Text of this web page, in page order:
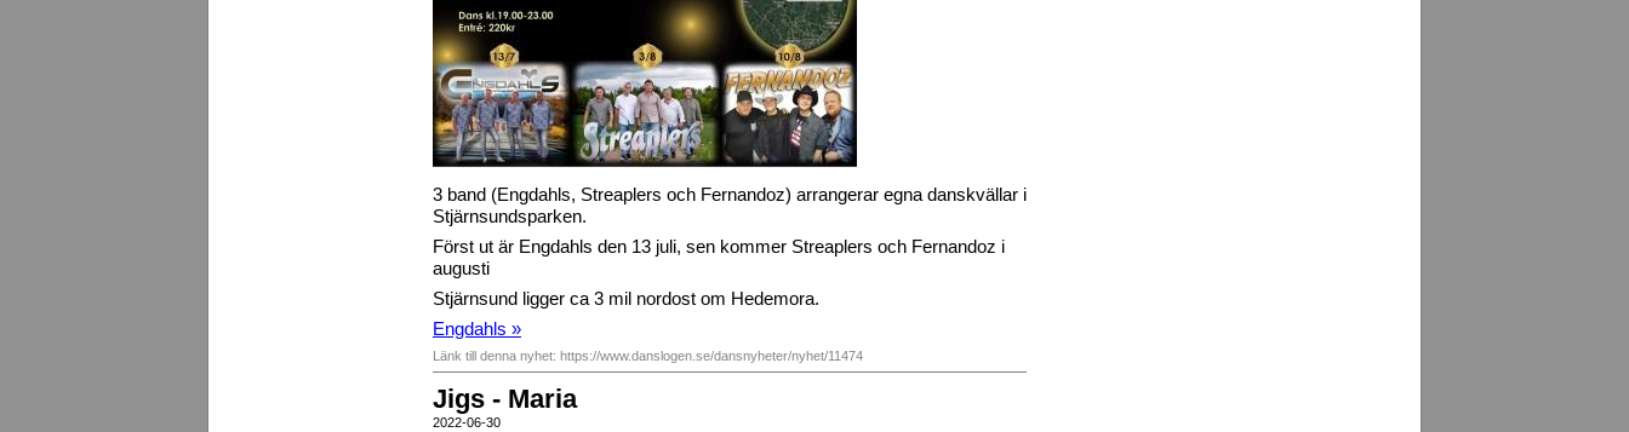
3 band (Engdahls, Streaplers och Fernandoz) arrangerar egna danskvällar i
Stjärnsundsparken.
Först ut är Engdahls den 13 juli, sen kommer Streaplers och Fernandoz i
augusti
Stjärnsund ligger ca 3 mil nordost om Hedemora.
Engdahls »
Länk till denna nyhet: https://www.danslogen.se/dansnyheter/nyhet/11474
Jigs - Maria
2022-06-30